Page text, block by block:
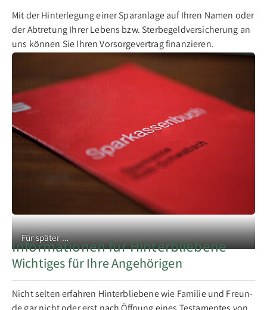
Für später …
Mit der Hin­ter­le­gung ei­ner Spar­an­lage auf Ihren Namen oder
der Ab­tre­tung Ih­rer Le­bens­ bzw. Ster­be­geld­ver­si­che­rung an
uns kön­nen Sie Ih­ren Vor­sor­ge­ver­trag fi­nan­zieren.
Informationen für Hinterbliebene
Wichtiges für Ihre Angehörigen
Nicht sel­ten er­fah­ren Hin­ter­blie­be­ne wie Fa­mi­lie und Freun­